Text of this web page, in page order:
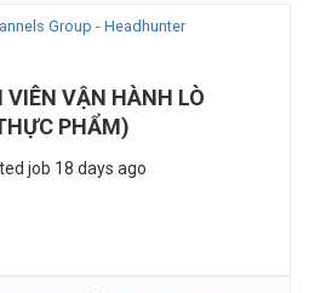
Group - Headhunter
VIÊN VẬN HÀNH LÒ
PHẨM)
job 18 days ago